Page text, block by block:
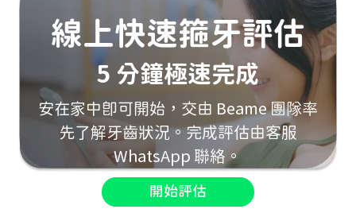
線上快速箍牙評估
5 分鐘極速完成
安在家中即可開始，交由 Beame 團隊率
先了解牙齒狀況。完成評估由客服
WhatsApp 聯絡。
開始評估